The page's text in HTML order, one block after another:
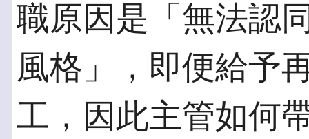
職原因是「無法認
風格」，即便給予
工，因此主管如何